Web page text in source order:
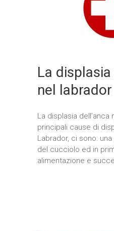
La displasia
nel labrador
La displasia dell’anca
principali cause di
Labrador, ci sono:
del cucciolo ed in
alimentazione e